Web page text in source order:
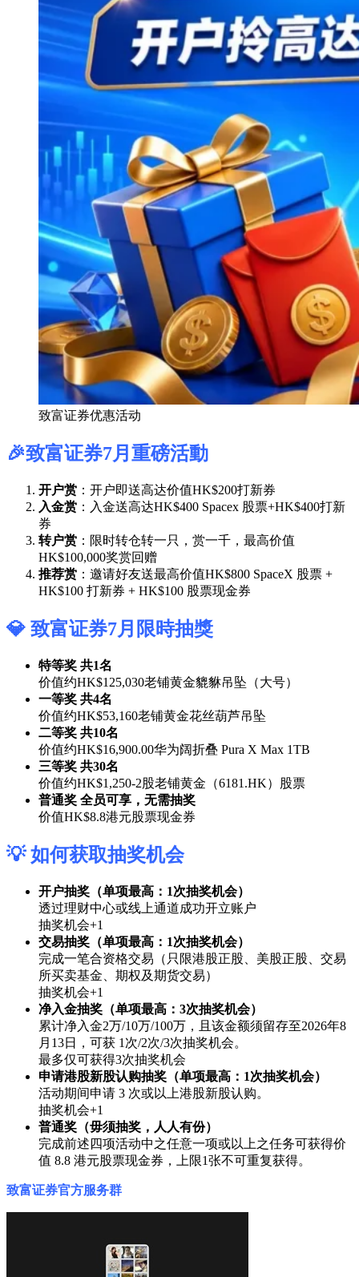
致富证券优惠活动
🎉致富证券7月重磅活動
开户赏 ：开户即送高达价值HK$200打新券
入金赏 ：入金送高达HK$400 Spacex 股票+HK$400打新
券
转户赏 ：限时转仓转一只，赏一千，最高价值
HK$100,000奖赏回赠
推荐赏 ：邀请好友送最高价值HK$800 SpaceX 股票 +
HK$100 打新券 + HK$100 股票现金券
💎 致富证券7月限時抽獎
特等奖 共1名
价值约HK$125,030老铺黄金貔貅吊坠（大号）
一等奖 共4名
价值约HK$53,160老铺黄金花丝葫芦吊坠
二等奖 共10名
价值约HK$16,900.00华为阔折叠 Pura X Max 1TB
三等奖 共30名
价值约HK$1,250-2股老铺黄金（6181.HK）股票
普通奖 全员可享，无需抽奖
价值HK$8.8港元股票现金券
💡 如何获取抽奖机会
开户抽奖（单项最高：1次抽奖机会）
透过理财中心或线上通道成功开立账户
抽奖机会+1
交易抽奖（单项最高：1次抽奖机会）
完成一笔合资格交易（只限港股正股、美股正股、交易
所买卖基金、期权及期货交易）
抽奖机会+1
净入金抽奖（单项最高：3次抽奖机会）
累计净入金2万/10万/100万，且该金额须留存至2026年8
月13日，可获 1次/2次/3次抽奖机会。
最多仅可获得3次抽奖机会
申请港股新股认购抽奖（单项最高：1次抽奖机会）
活动期间申请 3 次或以上港股新股认购。
抽奖机会+1
普通奖（毋须抽奖，人人有份）
完成前述四项活动中之任意一项或以上之任务可获得价
值 8.8 港元股票现金券，上限1张不可重复获得。
致富证券官方服务群